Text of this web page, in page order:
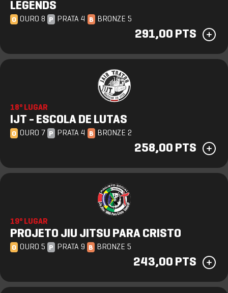
LEGENDS
O OURO 8 P PRATA 4 B BRONZE 5
291,00 PTS
18º LUGAR
IJT - ESCOLA DE LUTAS
O OURO 7 P PRATA 4 B BRONZE 2
258,00 PTS
19º LUGAR
PROJETO JIU JITSU PARA CRISTO
O OURO 5 P PRATA 9 B BRONZE 5
243,00 PTS